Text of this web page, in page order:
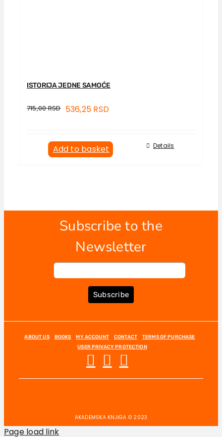
ISTORIJA JEDNE SAMOĆE
715,00RSD 536,25 RSD
Add to basket Details
Subscribe to the
Newsletter
Subscribe
ABOUT US BOOKS MY ACCOUNT CONTACT
TERMS OF PURCHASE
USER PRIVACY PROTECTION
AKADEMSKA KNJIGA © 2023
Page load link